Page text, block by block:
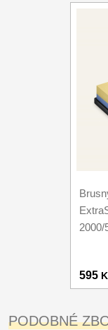
2000/
595
PODOBNÉ